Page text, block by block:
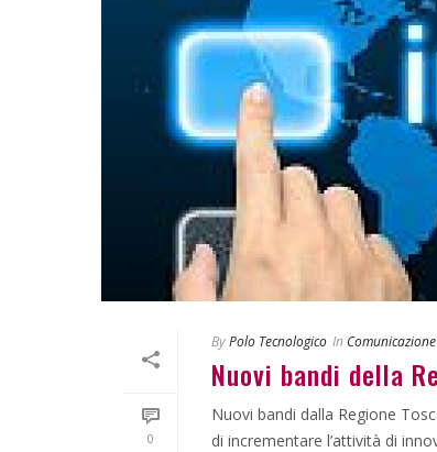
0
ByPolo Tecnologico In Comunicazione
Nuovi bandi della
Nuovi bandi dalla Regione
di incrementare l’attività di